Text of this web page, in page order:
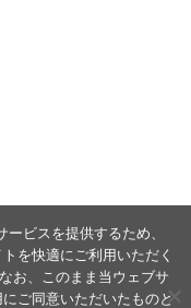
ビスを提供するため、
を快適にご利用いただく
お、このまま当ウェブサ
ご同意いただいたものと